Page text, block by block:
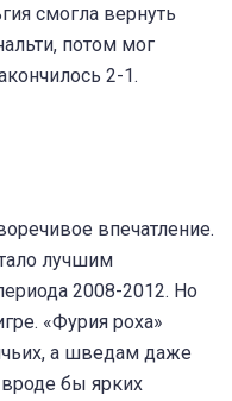
смогла вернуть
потом мог
2-1.
впечатление.
лучшим
2008-2012. Но
«Фурия роха»
а шведам даже
бы ярких